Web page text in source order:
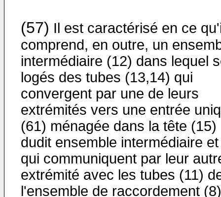
(57) Il est caractérisé en ce
comprend, en outre, un
intermédiaire (12) dans lequel
logés des tubes (13,14) qui
convergent par une de leurs
extrémités vers une entrée
(61) ménagée dans la tête (15)
dudit ensemble intermédiaire et
qui communiquent par leur
extrémité avec les tubes (11)
l'ensemble de raccordement